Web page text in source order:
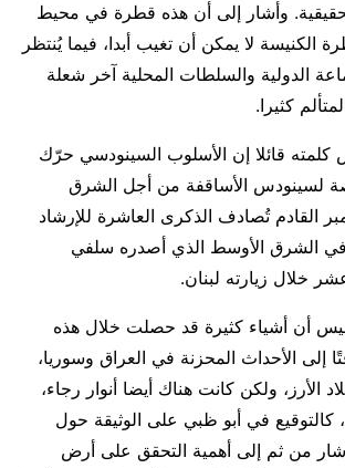
وأشار إلى أن هذه قطرة في محيط
الكنيسة لا يمكن أن تغيب أبدا، فيما يُنتظر
الدولية والسلطات المحلية آخر شعلة
كثيرا.
كلمته قائلا إن الأسلوب السينودسي حرّك
لسينودس الأساقفة من أجل الشرق
القادم تُصادف الذكرى العاشرة للإرشاد
في الشرق الأوسط الذي أصدره سلفي
خلال زيارته لبنان.
أن أشياء كثيرة قد حصلت خلال هذه
إلى الأحداث المحزنة في العراق وسوريا،
الأرز، ولكن كانت هناك أيضا أنوار رجاء،
كالتوقيع في أبو ظبي على الوثيقة حول
وأشار من ثم إلى أهمية التحقق على أرض